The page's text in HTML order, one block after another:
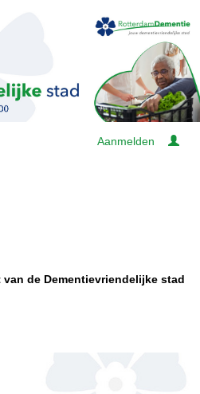
Aanmelden
de Dementievriendelijke stad